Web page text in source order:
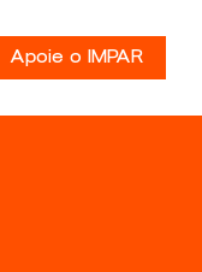
Apoie o IMPAR